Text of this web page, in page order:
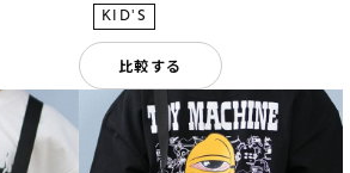
比較する